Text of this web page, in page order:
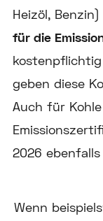
Heizöl,
für die
kostenpflichtig
geben diese
Auch für
2026 ebenfalls
Wenn